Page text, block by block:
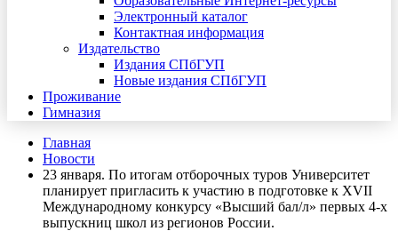
Электронный каталог
Контактная информация
Издательство
Издания СПбГУП
Новые издания СПбГУП
Проживание
Гимназия
Главная
Новости
23 января. По итогам отборочных туров Университет
планирует пригласить к участию в подготовке к ХVII
Международному конкурсу «Высший бал/л» первых 4-х
выпускниц школ из регионов России.